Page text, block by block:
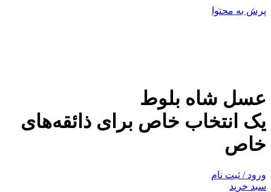
پرش به محتوا
عسل شاه بلوط
یک انتخاب خاص برای ذائقه‌های
خاص
ورود / ثبت نام
سبد خرید